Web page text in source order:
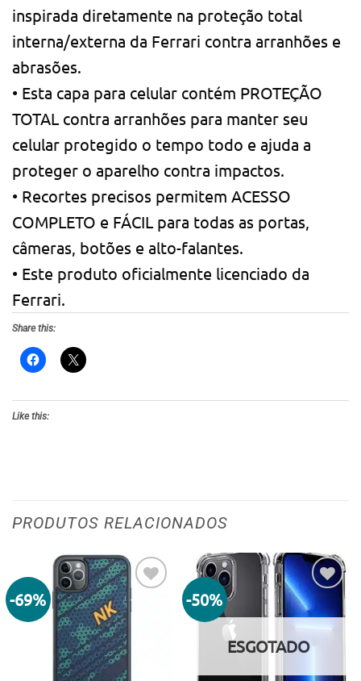
inspirada diretamente na proteção total
interna/externa da Ferrari contra arranhões e
abrasões.
• Esta capa para celular contém PROTEÇÃO
TOTAL contra arranhões para manter seu
celular protegido o tempo todo e ajuda a
proteger o aparelho contra impactos.
• Recortes precisos permitem ACESSO
COMPLETO e FÁCIL para todas as portas,
câmeras, botões e alto-falantes.
• Este produto oficialmente licenciado da
Ferrari.
Share this:
Like this:
PRODUTOS RELACIONADOS
-69%
Adicionar
aos meus
desejos
-50%
Adicionar
aos meus
desejos
ESGOTADO